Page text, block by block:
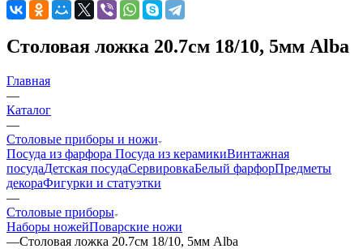
Столовая ложка 20.7см 18/10, 5мм Alba
Главная
—
Каталог
—
Столовые приборы и ножи
Посуда из фарфора Посуда из керамикиВинтажная
посудаДетская посудаСервировкаБелый фарфорПредметы
декораФигурки и статуэтки
—
Столовые приборы
Наборы ножейПоварские ножи
—Столовая ложка 20.7см 18/10, 5мм Alba